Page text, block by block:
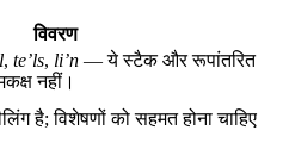
विवरण
, te’ls, li’n — ये स्टैक और रूपांतरित
नहीं।
है; विशेषणों को सहमत होना चाहिए